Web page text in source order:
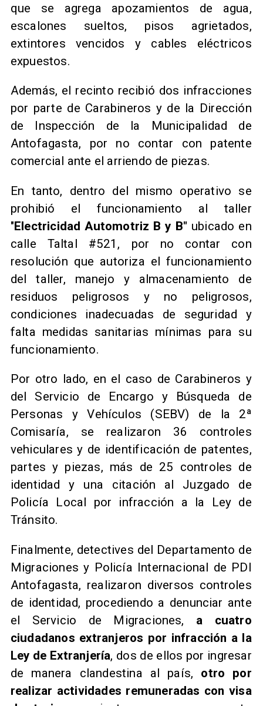
que se agrega apozamientos de agua,
escalones sueltos, pisos agrietados,
extintores vencidos y cables eléctricos
expuestos.
Además, el recinto recibió dos infracciones
por parte de Carabineros y de la Dirección
de Inspección de la Municipalidad de
Antofagasta, por no contar con patente
comercial ante el arriendo de piezas.
En tanto, dentro del mismo operativo se
prohibió el funcionamiento al taller
"Electricidad Automotriz B y B" ubicado en
calle Taltal #521, por no contar con
resolución que autoriza el funcionamiento
del taller, manejo y almacenamiento de
residuos peligrosos y no peligrosos,
condiciones inadecuadas de seguridad y
falta medidas sanitarias mínimas para su
funcionamiento.
Por otro lado, en el caso de Carabineros y
del Servicio de Encargo y Búsqueda de
Personas y Vehículos (SEBV) de la 2ª
Comisaría, se realizaron 36 controles
vehiculares y de identificación de patentes,
partes y piezas, más de 25 controles de
identidad y una citación al Juzgado de
Policía Local por infracción a la Ley de
Tránsito.
Finalmente, detectives del Departamento de
Migraciones y Policía Internacional de PDI
Antofagasta, realizaron diversos controles
de identidad, procediendo a denunciar ante
el Servicio de Migraciones, a cuatro
ciudadanos extranjeros por infracción a la
Ley de Extranjería, dos de ellos por ingresar
de manera clandestina al país, otro por
realizar actividades remuneradas con visa